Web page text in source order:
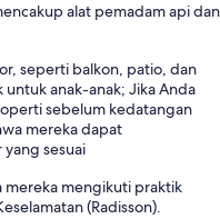
alat pemadam api dan
seperti balkon, patio, dan
anak-anak; Jika Anda
sebelum kedatangan
mereka dapat
sesuai
mereka mengikuti praktik
(Radisson).